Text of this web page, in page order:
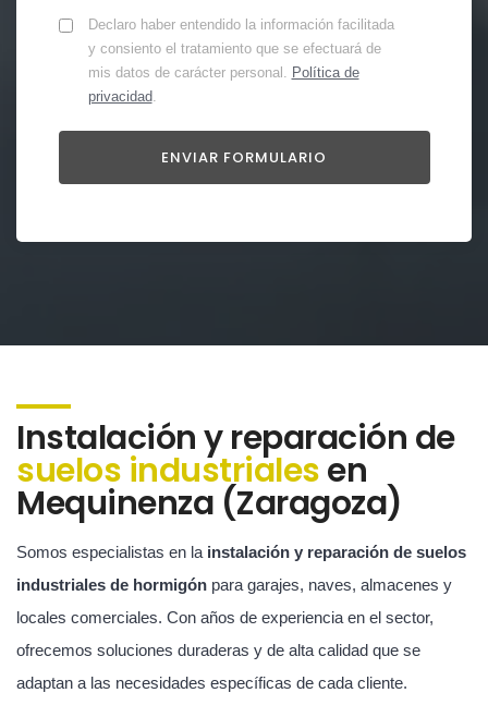
Declaro haber entendido la información facilitada
y consiento el tratamiento que se efectuará de
mis datos de carácter personal. Política de
privacidad.
Instalación y reparación de
suelos industrialesen
Mequinenza (Zaragoza)
Somos especialistas en la instalación y reparación de suelos
industriales de hormigón para garajes, naves, almacenes y
locales comerciales. Con años de experiencia en el sector,
ofrecemos soluciones duraderas y de alta calidad que se
adaptan a las necesidades específicas de cada cliente.